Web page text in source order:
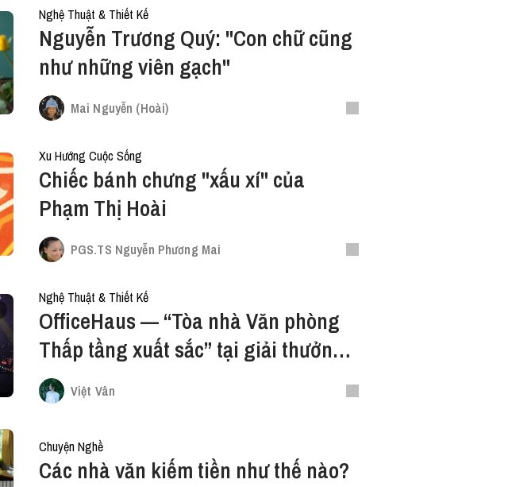
Nghệ Thuật & Thiết Kế
Nguyễn Trương Quý: "Con chữ cũng
như những viên gạch"
Mai Nguyễn (Hoài)
Xu Hướng Cuộc Sống
Chiếc bánh chưng "xấu xí" của
Phạm Thị Hoài
PGS.TS Nguyễn Phương Mai
Nghệ Thuật & Thiết Kế
OfficeHaus — “Tòa nhà Văn phòng
Thấp tầng xuất sắc” tại giải thưởng
Bất động sản Việt Nam
PropertyGuru
Việt Vân
Chuyện Nghề
Các nhà văn kiếm tiền như thế nào?